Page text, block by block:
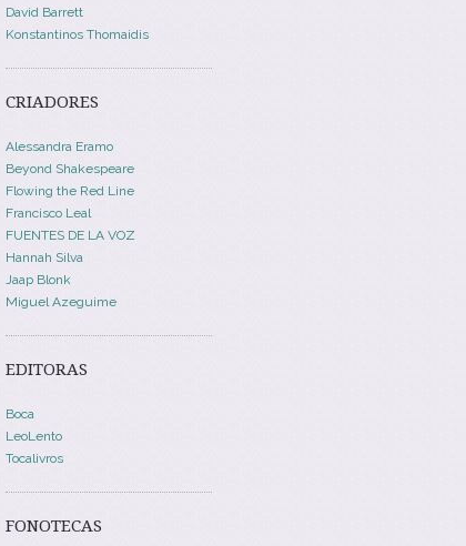
David Barrett
Konstantinos Thomaidis
CRIADORES
Alessandra Eramo
Beyond Shakespeare
Flowing the Red Line
Francisco Leal
FUENTES DE LA VOZ
Hannah Silva
Jaap Blonk
Miguel Azeguime
EDITORAS
Boca
LeoLento
Tocalivros
FONOTECAS